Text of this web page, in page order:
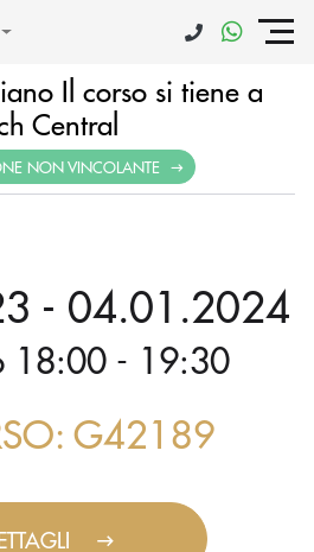
Il corso si tiene a
Central
NON VINCOLANTE
- 04.01.2024
18:00 - 19:30
G42189